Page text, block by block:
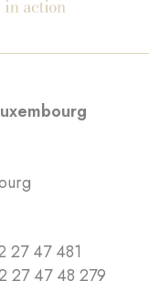
27 47 481
27 47 48 279